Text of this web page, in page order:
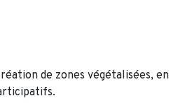
de zones végétalisées, en